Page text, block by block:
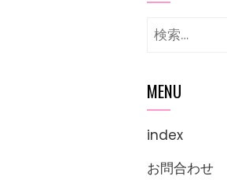
検
MENU
index
お問合わせ